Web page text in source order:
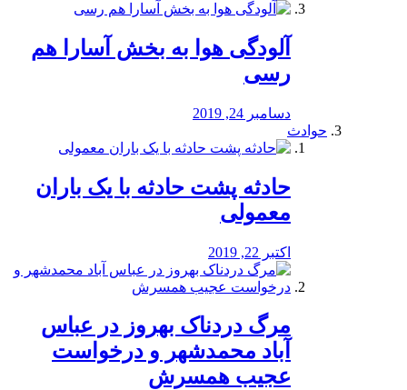
آلودگی هوا به بخش آسارا هم
رسی
دسامبر 24, 2019
حوادث
️حادثه پشت حادثه با یک باران
معمولی
اکتبر 22, 2019
مرگ دردناک بهروز در عباس
آباد محمدشهر و درخواست
عجیب همسرش